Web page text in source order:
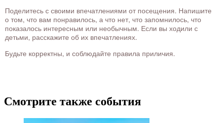
Поделитесь с своими впечатлениями от посещения. Напишите
о том, что вам понравилось, а что нет, что запомнилось, что
показалось интересным или необычным. Если вы ходили с
детьми, расскажите об их впечатлениях.
Будьте корректны, и соблюдайте правила приличия.
Смотрите также события